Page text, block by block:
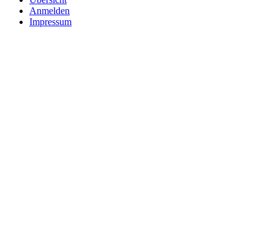
Anmelden
Impressum